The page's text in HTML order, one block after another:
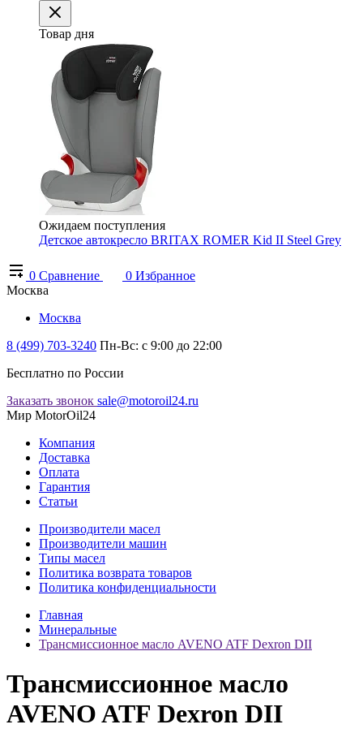
Товар дня
Ожидаем поступления
Детское автокресло BRITAX ROMER Kid II Steel Grey
0 Сравнение 0 Избранное
Москва
Москва
8 (499) 703-3240 Пн-Вс: с 9:00 до 22:00
Бесплатно по России
Заказать звонок sale@motoroil24.ru
Мир MotorOil24
Компания
Доставка
Оплата
Гарантия
Статьи
Производители масел
Производители машин
Типы масел
Политика возврата товаров
Политика конфиденциальности
Главная
Минеральные
Трансмиссионное масло AVENO ATF Dexron DII
Трансмиссионное масло
AVENO ATF Dexron DII